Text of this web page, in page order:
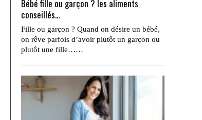
Bébé fille ou garçon ? les aliments
conseillés…
Fille ou garçon ? Quand on désire un bébé,
on rêve parfois d’avoir plutôt un garçon ou
plutôt une fille……